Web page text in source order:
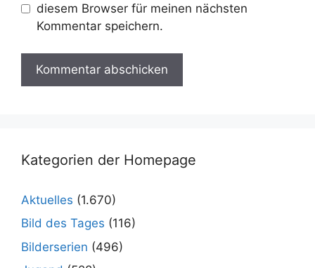
diesem Browser für meinen nächsten
Kommentar speichern.
Kategorien der Homepage
Aktuelles (1.670)
Bild des Tages (116)
Bilderserien (496)